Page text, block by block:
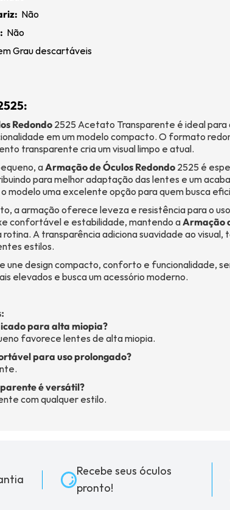
Não
Não
Grau descartáveis
Redondo 2525 Acetato Transparente é ideal para
em um modelo compacto. O formato
transparente cria um visual limpo e atual.
aArmação de Óculos Redondo 2525 é
para melhor adaptação das lentes e um
modelo uma excelente opção para quem busca
a armação oferece leveza e resistência para o
confortável e estabilidade, mantendo aArmação
A transparência adiciona suavidade ao
estilos.
une design compacto, conforto e funcionalidade,
elevados e busca um acessório moderno.
para alta miopia?
favorece lentes de alta miopia.
para uso prolongado?
é versátil?
com qualquer estilo.
Recebe seus óculos
pronto!